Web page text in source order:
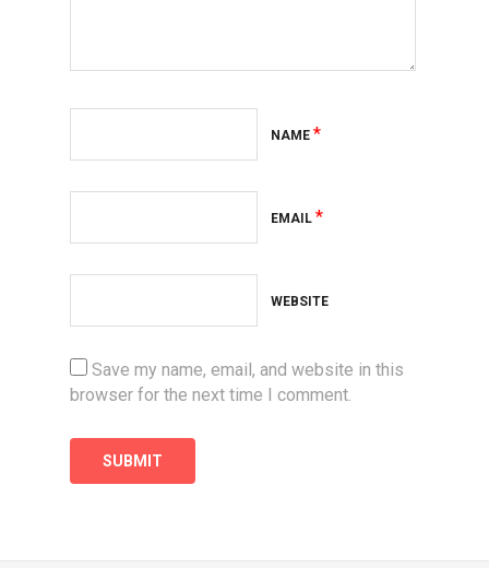
NAME *
EMAIL *
WEBSITE
Save my name, email, and website in this
browser for the next time I comment.